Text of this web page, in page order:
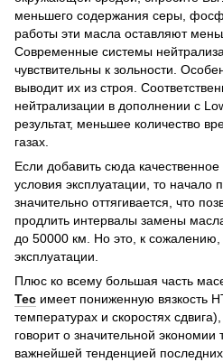
меньшего содержания серы,
работы эти масла оставляют
Современные системы
чувствительны к зольности.
выводит их из строя.
нейтрализации в дополнении с
результат, меньшее количество
газах.
Если добавить сюда
условия эксплуатации, то начало
значительно оттягивается, что
продлить интервалы замены
до 50000 км. Но это, к
эксплуатации.
Плюс ко всему большая часть
Tec имеет пониженную вязкость
температурах и скоростях
говорит о значительной экономии
важнейшей тенденцией